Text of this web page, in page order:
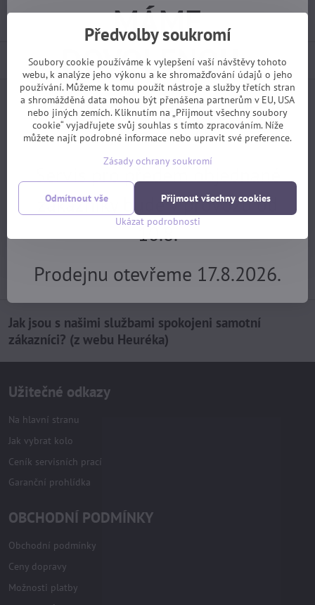
Popis
FacebookTwitter BlueskyPinterestReddit LinkedInWhatsApp
E-
mail
Předchozí produkt
Potřebujete poradit?
+420 725 729 111
Jak jsou s našimi službami spokojeni samotní
zákazníci? (z webu Heuréka)
Užitečné odkazy
Na hlavní stranu
Jak vybrat kolo
Ceník servisních prací
Garanční prohlídka
OBCHODNÍ PODMÍNKY
Obchodní podmínky
Ceny dopravy
Možnosti platby
Předvolby soukromí
Soubory cookie používáme k vylepšení vaší návštěvy tohoto
webu, k analýze jeho výkonu a ke shromažďování údajů o jeho
používání. Můžeme k tomu použít nástroje a služby třetích stran
a shromážděná data mohou být přenášena partnerům v EU, USA
nebo jiných zemích. Kliknutím na „Přijmout všechny soubory
cookie“ vyjadřujete svůj souhlas s tímto zpracováním. Níže
můžete najít podrobné informace nebo upravit své preference.
Zásady ochrany soukromí
Ukázat podrobnosti
Přijmout všechny cookies
Odmítnout vše
MÁME
DOVOLENOU.
Objednávky z e-shopu budeme
vyřizovat 17.8.
Servis pro předem objednané
zákazníky bude v provozu od
10.8.
Prodejnu otevřeme 17.8.2026.